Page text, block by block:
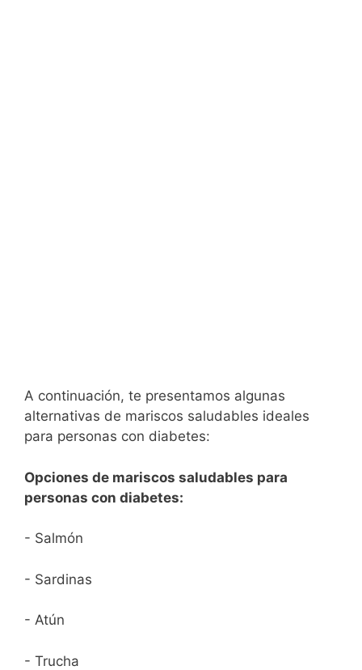
A continuación, te presentamos algunas
alternativas de mariscos saludables ideales
para personas con diabetes:
Opciones de mariscos saludables para
personas con diabetes:
- Salmón
- Sardinas
- Atún
- Trucha